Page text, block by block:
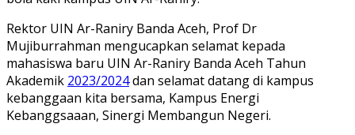
Rektor UIN Ar-Raniry Banda Aceh, Prof Dr
Mujiburrahman mengucapkan selamat kepada
mahasiswa baru UIN Ar-Raniry Banda Aceh Tahun
Akademik 2023/2024dan selamat datang di kampus
kebanggaan kita bersama, Kampus Energi
Kebanggsaaan, Sinergi Membangun Negeri.